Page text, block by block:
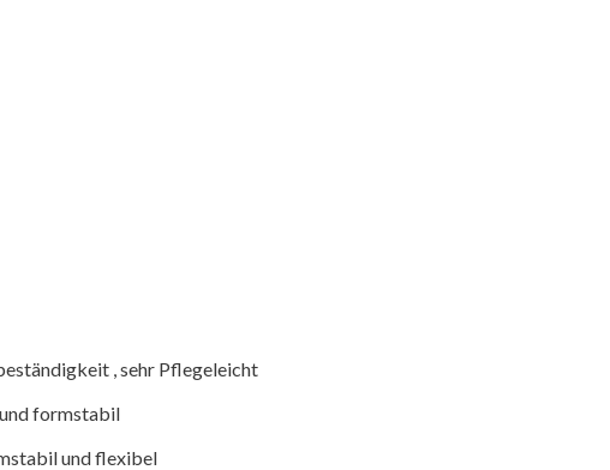
, sehr Pflegeleicht
formstabil
und flexibel